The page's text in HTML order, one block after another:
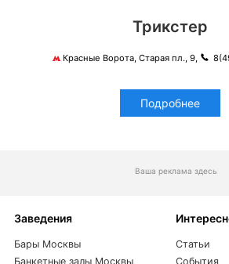
Трикстер
Красные Ворота, Старая пл., 9,
Подробнее
Ваша реклама здесь
Заведения
Бары Москвы
Банкетные залы Москвы
Статьи
События